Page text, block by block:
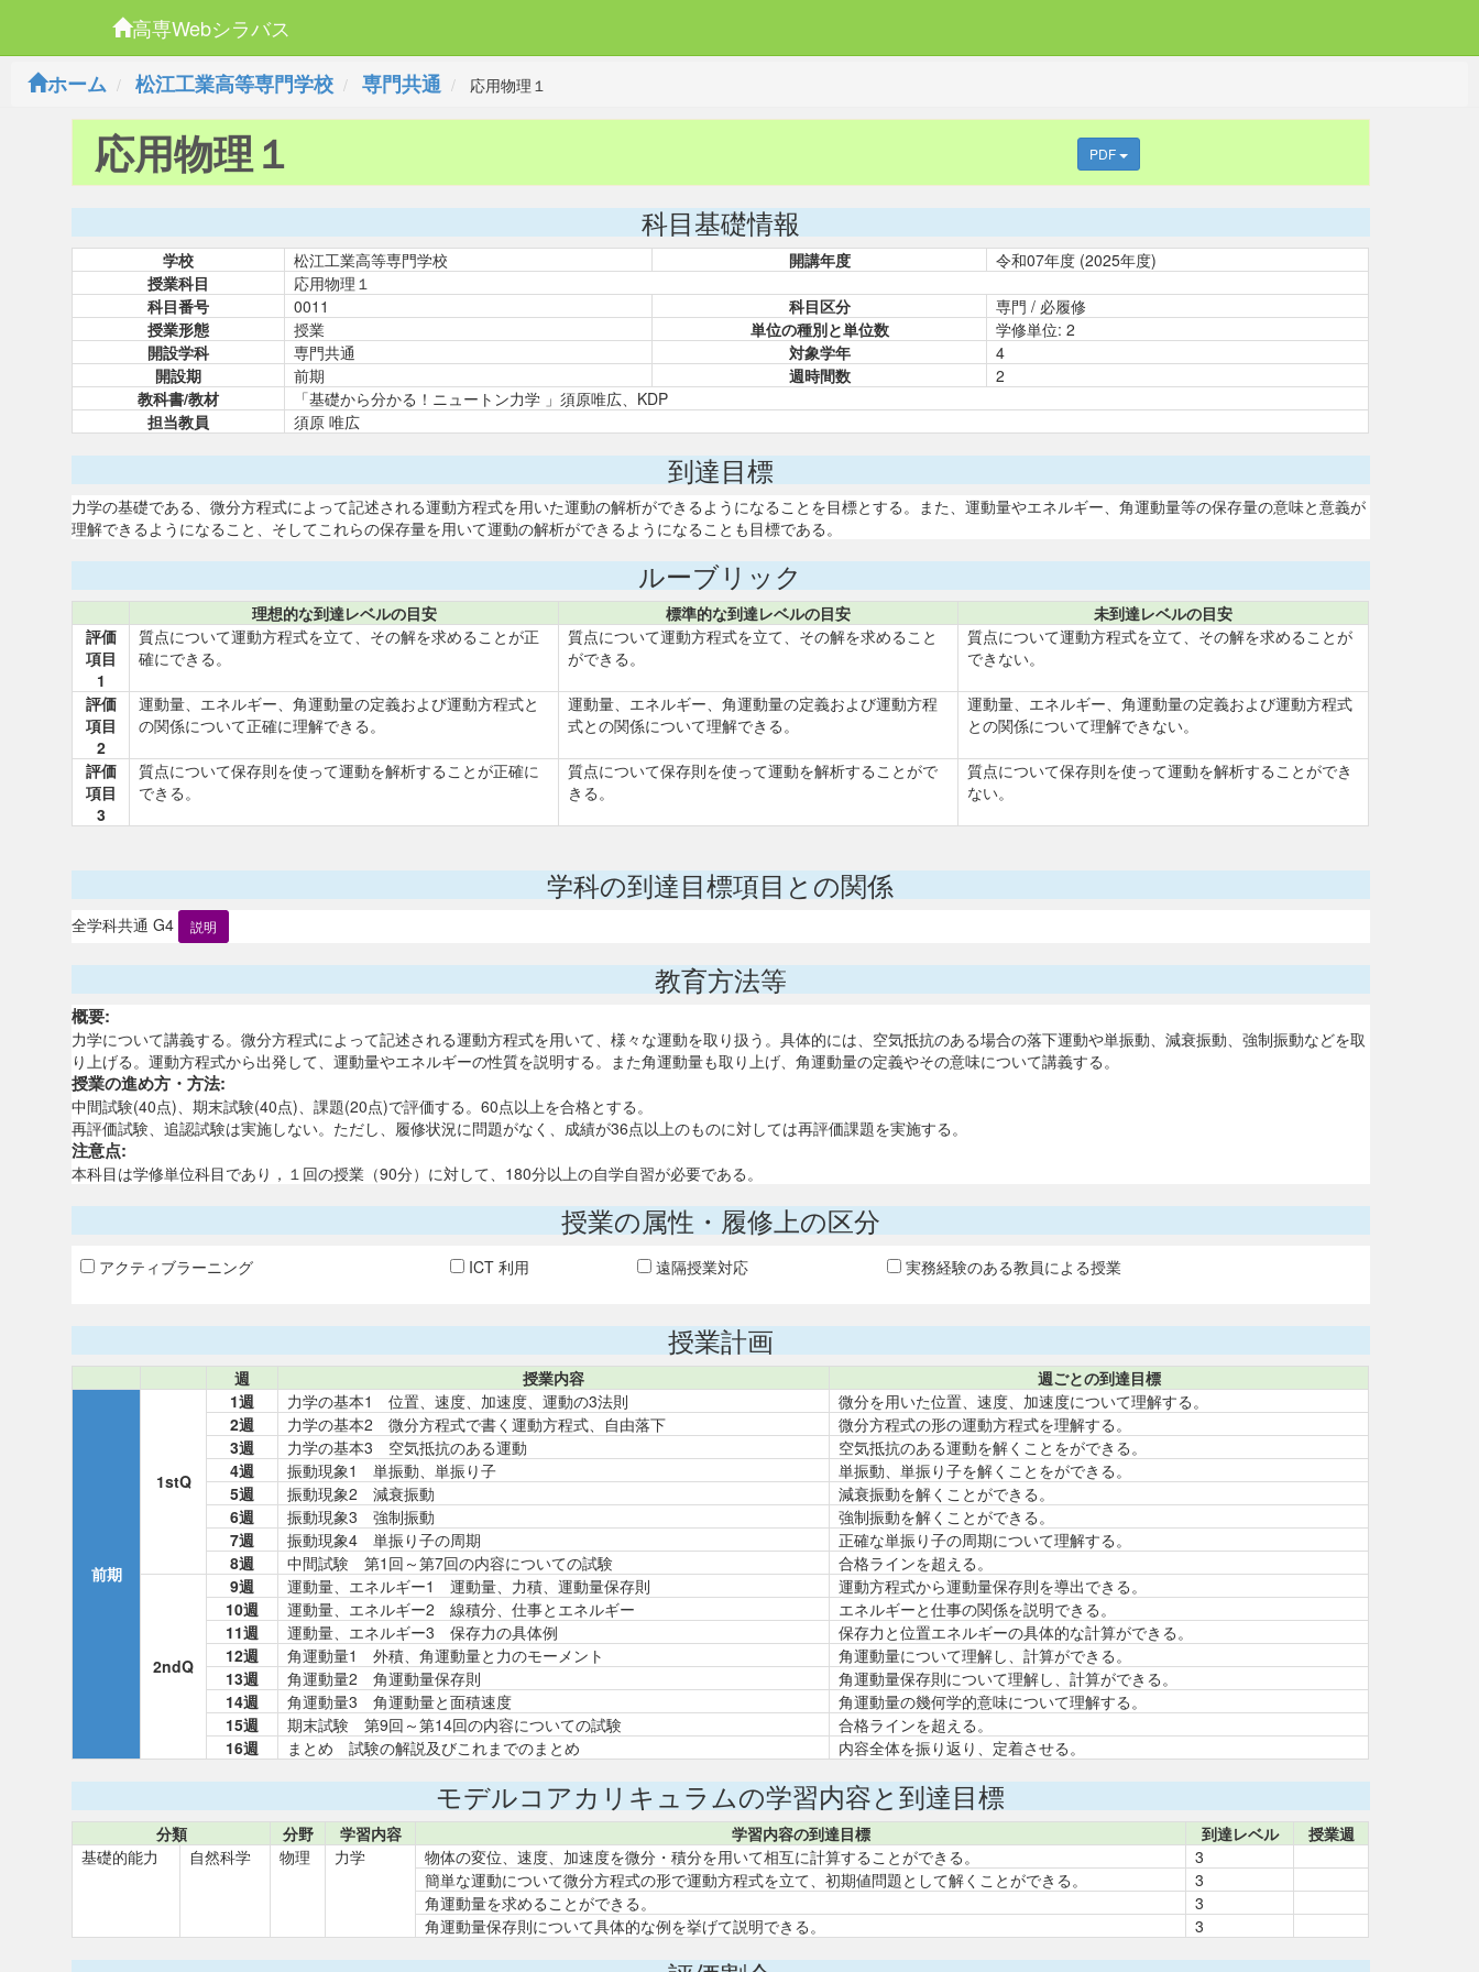
高専Webシラバス
ホーム
松江工業高等専門学校 専門共通 応用物理１
応用物理１ PDF
科目基礎情報
学校 松江工業高等専門学校 開講年度
令和07年度 (2025年度)
授業科目
応用物理１
科目番号
0011 科目区分
専門 / 必履修
授業形態
授業 単位の種別と単位数
学修単位: 2
開設学科
専門共通 対象学年
4
開設期
前期 週時間数
2
教科書/教材
「基礎から分かる！ニュートン力学 」須原唯広、KDP
担当教員
須原 唯広
到達目標
力学の基礎である、微分方程式によって記述される運動方程式を用いた運動の解析ができるようになることを目標とする。また、運動量やエネルギー、角運動量等の保存量の意味と意義が
理解できるようになること、そしてこれらの保存量を用いて運動の解析ができるようになることも目標である。
ルーブリック
理想的な到達レベルの目安 標準的な到達レベルの目安
未到達レベルの目安
評価
項目
1
質点について運動方程式を立て、その解を求めることが正
確にできる。
質点について運動方程式を立て、その解を求めること
ができる。
質点について運動方程式を立て、その解を求めることが
できない。
評価
項目
2
運動量、エネルギー、角運動量の定義および運動方程式と
の関係について正確に理解できる。
運動量、エネルギー、角運動量の定義および運動方程
式との関係について理解できる。
運動量、エネルギー、角運動量の定義および運動方程式
との関係について理解できない。
評価
項目
3
質点について保存則を使って運動を解析することが正確に
できる。
質点について保存則を使って運動を解析することがで
きる。
質点について保存則を使って運動を解析することができ
ない。
学科の到達目標項目との関係
全学科共通 G4 説明
教育方法等
概要:
力学について講義する。微分方程式によって記述される運動方程式を用いて、様々な運動を取り扱う。具体的には、空気抵抗のある場合の落下運動や単振動、減衰振動、強制振動などを取
り上げる。運動方程式から出発して、運動量やエネルギーの性質を説明する。また角運動量も取り上げ、角運動量の定義やその意味について講義する。
授業の進め方・方法:
中間試験(40点)、期末試験(40点)、課題(20点)で評価する。60点以上を合格とする。
再評価試験、追認試験は実施しない。ただし、履修状況に問題がなく、成績が36点以上のものに対しては再評価課題を実施する。
注意点:
本科目は学修単位科目であり，１回の授業（90分）に対して、180分以上の自学自習が必要である。
授業の属性・履修上の区分
アクティブラーニング ICT 利用 遠隔授業対応 実務経験のある教員による授業
授業計画
週 授業内容 週ごとの到達目標
前期
1stQ
1週 力学の基本1 位置、速度、加速度、運動の3法則
微分を用いた位置、速度、加速度について理解する。
2週
力学の基本2 微分方程式で書く運動方程式、自由落下
微分方程式の形の運動方程式を理解する。
3週
力学の基本3 空気抵抗のある運動
空気抵抗のある運動を解くことをができる。
4週
振動現象1 単振動、単振り子
単振動、単振り子を解くことをができる。
5週
振動現象2 減衰振動
減衰振動を解くことができる。
6週
振動現象3 強制振動
強制振動を解くことができる。
7週
振動現象4 単振り子の周期
正確な単振り子の周期について理解する。
8週
中間試験 第1回～第7回の内容についての試験 合格ラインを超える。
2ndQ
9週 運動量、エネルギー1 運動量、力積、運動量保存則
運動方程式から運動量保存則を導出できる。
10週
運動量、エネルギー2 線積分、仕事とエネルギー
エネルギーと仕事の関係を説明できる。
11週
運動量、エネルギー3 保存力の具体例
保存力と位置エネルギーの具体的な計算ができる。
12週
角運動量1 外積、角運動量と力のモーメント
角運動量について理解し、計算ができる。
13週
角運動量2 角運動量保存則
角運動量保存則について理解し、計算ができる。
14週
角運動量3 角運動量と面積速度
角運動量の幾何学的意味について理解する。
15週
期末試験 第9回～第14回の内容についての試験
合格ラインを超える。
16週
まとめ 試験の解説及びこれまでのまとめ 内容全体を振り返り、定着させる。
モデルコアカリキュラムの学習内容と到達目標
分類 分野 学習内容 学習内容の到達目標 到達レベル
授業週
基礎的能力
自然科学 物理 力学 物体の変位、速度、加速度を微分・積分を用いて相互に計算することができる。
3
簡単な運動について微分方程式の形で運動方程式を立て、初期値問題として解くことができる。
3
角運動量を求めることができる。
3
角運動量保存則について具体的な例を挙げて説明できる。
3